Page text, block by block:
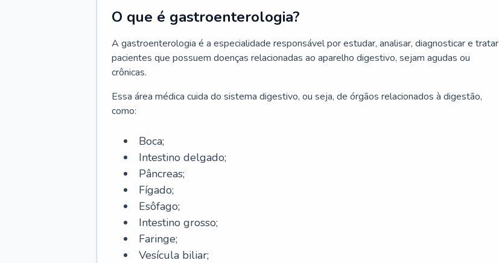
O que é gastroenterologia?
A gastroenterologia é a especialidade responsável por estudar, analisar, diagnosticar e tratar
pacientes que possuem doenças relacionadas ao aparelho digestivo, sejam agudas ou
crônicas.
Essa área médica cuida do sistema digestivo, ou seja, de órgãos relacionados à digestão,
como:
Boca;
Intestino delgado;
Pâncreas;
Fígado;
Esôfago;
Intestino grosso;
Faringe;
Vesícula biliar;